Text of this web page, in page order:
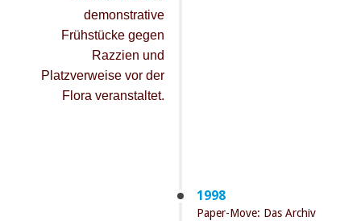
demonstrative
Frühstücke gegen
Razzien und
Platzverweise vor der
Flora veranstaltet.
1998
Paper-Move: Das Archiv